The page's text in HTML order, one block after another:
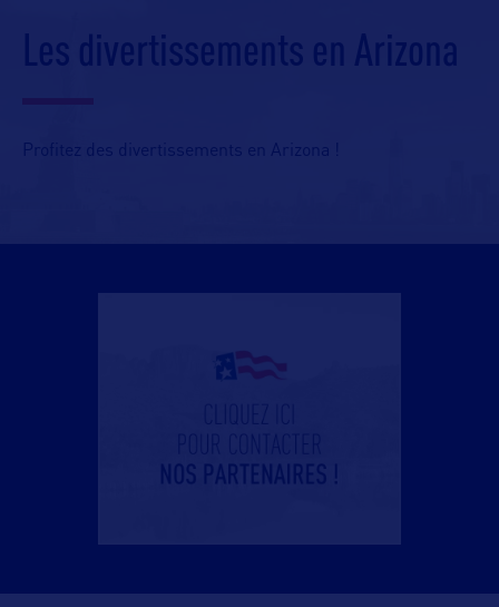
Les divertissements en Arizona
Profitez des divertissements en Arizona !